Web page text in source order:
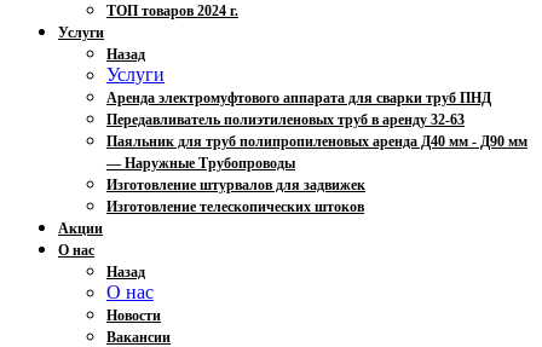
ТОП товаров 2024 г.
Услуги
Назад
Услуги
Аренда электромуфтового аппарата для сварки труб ПНД
Передавливатель полиэтиленовых труб в аренду 32-63
Паяльник для труб полипропиленовых аренда Д40 мм - Д90 мм
— Наружные Трубопроводы
Изготовление штурвалов для задвижек
Изготовление телескопических штоков
Акции
О нас
Назад
О нас
Новости
Вакансии